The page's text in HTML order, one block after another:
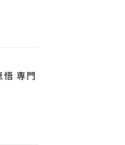
悟 専門